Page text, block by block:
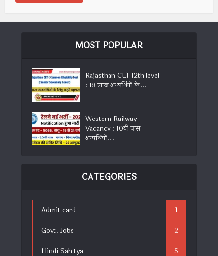
MOST POPULAR
Rajasthan CET 12th level
: 18 लाख अभ्यर्थियों के...
Western Railway
Vacancy : 10वीं पास
अभ्यर्थियों...
CATEGORIES
Admit card
1
Govt. Jobs
2
Hindi Sahitya
5